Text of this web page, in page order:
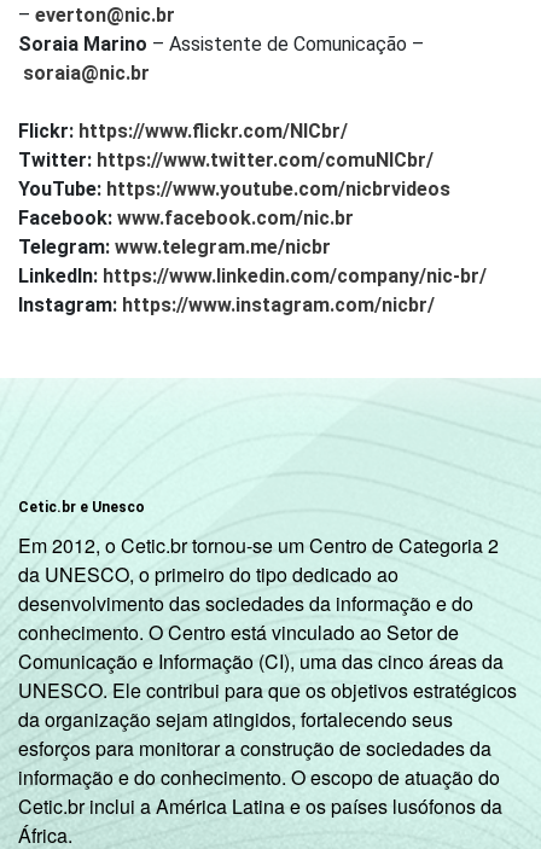
– everton@nic.br
Soraia Marino – Assistente de Comunicação –
soraia@nic.br
Flickr: https://www.flickr.com/NICbr/
Twitter: https://www.twitter.com/comuNICbr/
YouTube: https://www.youtube.com/nicbrvideos
Facebook: www.facebook.com/nic.br
Telegram: www.telegram.me/nicbr
LinkedIn: https://www.linkedin.com/company/nic-br/
Instagram: https://www.instagram.com/nicbr/
Cetic.br e Unesco
Em 2012, o Cetic.br tornou-se um Centro de Categoria 2
da UNESCO, o primeiro do tipo dedicado ao
desenvolvimento das sociedades da informação e do
conhecimento. O Centro está vinculado ao Setor de
Comunicação e Informação (CI), uma das cinco áreas da
UNESCO. Ele contribui para que os objetivos estratégicos
da organização sejam atingidos, fortalecendo seus
esforços para monitorar a construção de sociedades da
informação e do conhecimento. O escopo de atuação do
Cetic.br inclui a América Latina e os países lusófonos da
África.